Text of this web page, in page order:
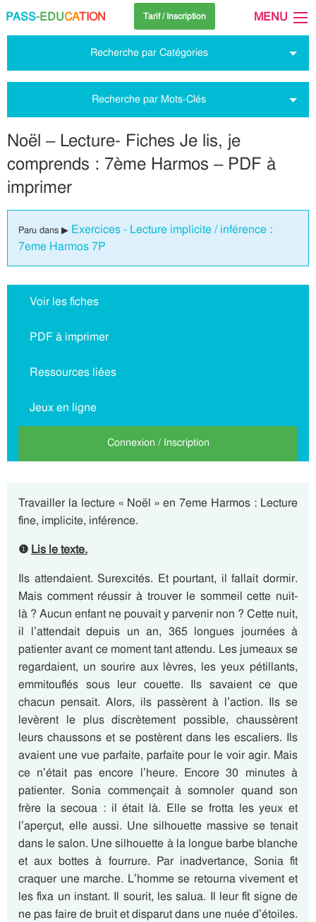
PASS-EDUCATION Tarif / Inscription MENU
Recherche par Catégories
Recherche par Mots-Clés
Noël – Lecture- Fiches Je lis, je
comprends : 7ème Harmos – PDF à
imprimer
Paru dans ▶ Exercices - Lecture implicite / inférence :
7eme Harmos 7P
Voir les fiches
PDF à imprimer
Ressources liées
Jeux en ligne
Connexion / Inscription
Travailler la lecture « Noël » en 7eme Harmos : Lecture
fine, implicite, inférence.
❶ Lis le texte.
Ils attendaient. Surexcités. Et pourtant, il fallait dormir.
Mais comment réussir à trouver le sommeil cette nuit-
là ? Aucun enfant ne pouvait y parvenir non ? Cette nuit,
il l’attendait depuis un an, 365 longues journées à
patienter avant ce moment tant attendu. Les jumeaux se
regardaient, un sourire aux lèvres, les yeux pétillants,
emmitouflés sous leur couette. Ils savaient ce que
chacun pensait. Alors, ils passèrent à l’action. Ils se
levèrent le plus discrètement possible, chaussèrent
leurs chaussons et se postèrent dans les escaliers. Ils
avaient une vue parfaite, parfaite pour le voir agir. Mais
ce n’était pas encore l’heure. Encore 30 minutes à
patienter. Sonia commençait à somnoler quand son
frère la secoua : il était là. Elle se frotta les yeux et
l’aperçut, elle aussi. Une silhouette massive se tenait
dans le salon. Une silhouette à la longue barbe blanche
et aux bottes à fourrure. Par inadvertance, Sonia fit
craquer une marche. L’homme se retourna vivement et
les fixa un instant. Il sourit, les salua. Il leur fit signe de
ne pas faire de bruit et disparut dans une nuée d’étoiles.